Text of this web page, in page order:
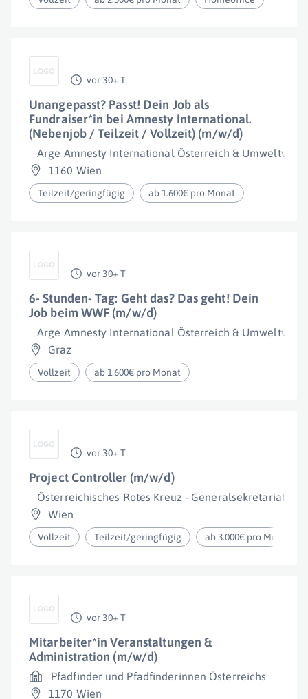
vor 30+ T
Unangepasst? Passt! Dein Job als
Fundraiser*in bei Amnesty International.
(Nebenjob / Teilzeit / Vollzeit) (m/w/d)
Arge Amnesty International Österreich &
1160 Wien
Teilzeit/geringfügig ab 1.600€ pro Monat
vor 30+ T
6- Stunden- Tag: Geht das? Das geht! Dein
Job beim WWF (m/w/d)
Arge Amnesty International Österreich &
Graz
Vollzeit ab 1.600€ pro Monat
vor 30+ T
Project Controller (m/w/d)
Österreichisches Rotes Kreuz - Generalsekretariat
Wien
Vollzeit Teilzeit/geringfügig ab 3.000€ pro Monat
vor 30+ T
Mitarbeiter*in Veranstaltungen &
Administration (m/w/d)
Pfadfinder und Pfadfinderinnen Österreichs
1170 Wien